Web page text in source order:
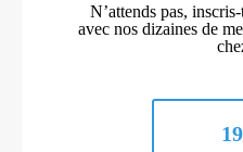
N’attends pas,
avec nos dizaines de